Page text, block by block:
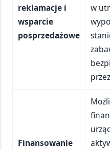
reklamacje i
wsparcie
posprzedażowe
w
Finansowanie